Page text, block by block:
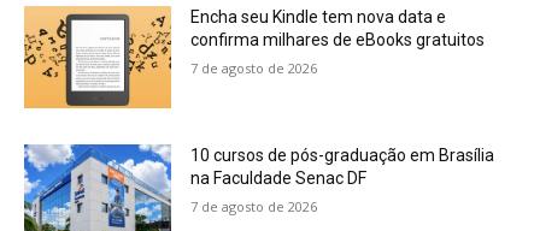
Encha seu Kindle tem nova data e
confirma milhares de eBooks gratuitos
7 de agosto de 2026
10 cursos de pós-graduação em Brasília
na Faculdade Senac DF
7 de agosto de 2026